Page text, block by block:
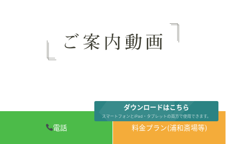
電話 料金プラン(浦和斎場等)
ダウンロードはこちら
スマートフォンとiPad・タブレットの両方で使用できます。